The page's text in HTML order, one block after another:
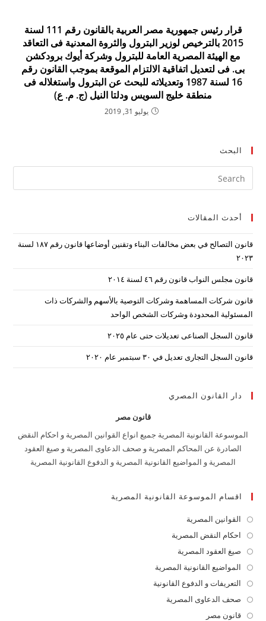
قرار رئيس جمهورية مصر العربية بالقانون رقم 111 لسنة
2015 بالترخيص لوزير البترول والثروة المعدنية فى التعاقد
مع الهيئة المصرية العامة للبترول وشركة أيوك برودكشن
بى. فى لتعديل اتفاقية الالتزام الموقعة بموجب القانون رقم
16 لسنة 1987 وتعديلاته للبحث عن البترول واستغلاله فى
منطقة خليج السويس ودلتا النيل (ج. م. ع)
يوليو 31, 2019
البحث
أحدث المقالات
قانون التصالح في بعض مخالفات البناء وتقنين أوضاعها قانون رقم ۱۸۷ لسنة
۲۰۲۳
قانون مجلس النواب قانون رقم ٤٦ لسنة ٢٠١٤
قانون شركات المساهمة وشركات التوصية بالأسهم والشركات ذات
المسئولية المحدودة وشركات الشخص الواحد
قانون السجل الصناعى تعديلات حتى عام ٢٠٢٥
قانون السجل التجارى تعديل في ٣٠ سبتمبر عام ٢٠٢٠
دار القانون المصري
قانون مصر
الموسوعة القانونية المصرية جميع انواع القوانين المصرية و احكام النقض
الصادرة عن المحاكم المصرية و صحف الدعاوى المصرية و صيغ العقود
المصرية و المواضيع القانونية المصرية و الدفوع القانونية المصرية
اقسام الموسوعة القانونية المصرية
القوانين المصرية
in
a
new
tab
احكام النقض المصرية
a
new
صيغ العقود المصرية
in
a
new
المواضيع القانونية المصرية
inالتعريفات و الدفوع القانونية
صحف الدعاوى المصرية
قانون مصر